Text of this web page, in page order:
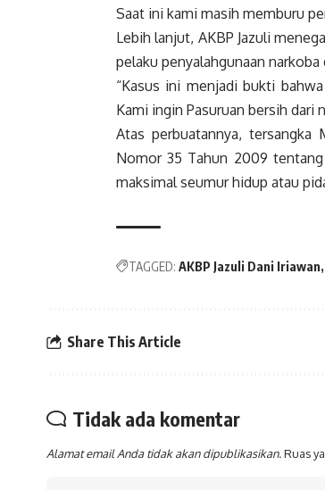
Saat ini kami masih memburu
Lebih lanjut, AKBP Jazuli
pelaku penyalahgunaan
“Kasus ini menjadi bukti
Kami ingin Pasuruan bersih dari
Atas perbuatannya, tersangka
Nomor 35 Tahun 2009
maksimal seumur hidup atau
TAGGED: AKBP Jazuli Dani Iriawan
Share This Article
Tidak ada komentar
Alamat email Anda tidak akan dipublikasikan.Ruas